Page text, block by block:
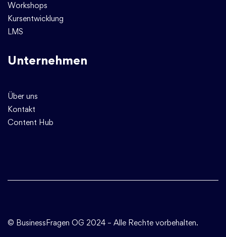
Workshops
Kursentwicklung
LMS
Unternehmen
Über uns
Kontakt
Content Hub
© BusinessFragen OG 2024 – Alle Rechte vorbehalten.